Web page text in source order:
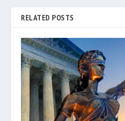
RELATED POSTS